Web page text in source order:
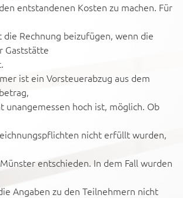
entstandenen Kosten zu machen. Für
Rechnung beizufügen, wenn die
Gaststätte
ist ein Vorsteuerabzug aus dem
unangemessen hoch ist, möglich. Ob
nicht erfüllt wurden,
entschieden. In dem Fall wurden
Angaben zu den Teilnehmern nicht